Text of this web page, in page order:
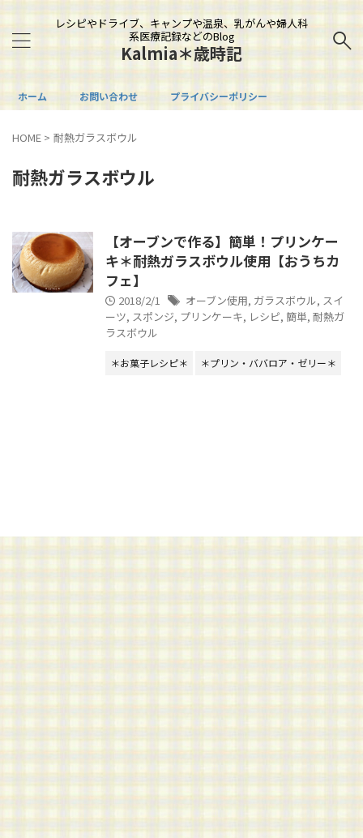
レシピやドライブ、キャンプや温泉、乳がんや婦人科
系医療記録などのBlog
Kalmia＊歳時記
ホーム お問い合わせ プライバシーポリシー
HOME > 耐熱ガラスボウル
耐熱ガラスボウル
【オーブンで作る】簡単！プリンケー
キ＊耐熱ガラスボウル使用【おうちカ
フェ】
2018/2/1 オーブン使用, ガラスボウル, スイ
ーツ, スポンジ, プリンケーキ, レシピ, 簡単, 耐熱ガ
ラスボウル
＊お菓子レシピ＊ ＊プリン・ババロア・ゼリー＊